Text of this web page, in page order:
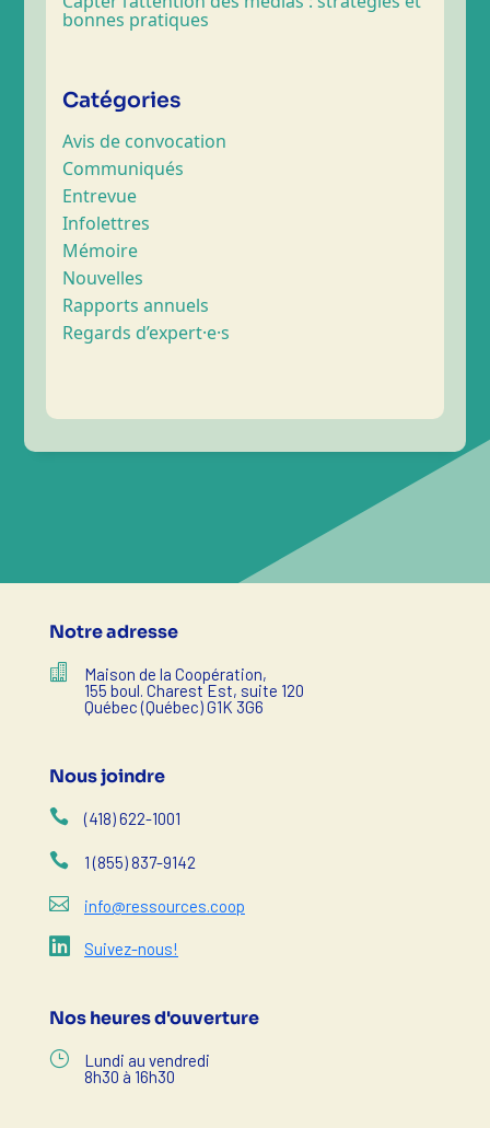
bonnes pratiques
Catégories
Avis de convocation
Communiqués
Entrevue
Infolettres
Mémoire
Nouvelles
Rapports annuels
Regards d’expert·e·s
Notre adresse

Maison de la Coopération,
155 boul. Charest Est, suite 120
Québec (Québec) G1K 3G6
Nous joindre
 (418) 622-1001
 1 (855) 837-9142
 info@ressources.coop
 Suivez-nous!
Nos heures d'ouverture
}
Lundi au vendredi
8h30 à 16h30